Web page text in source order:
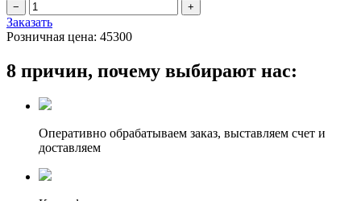
Заказать
Розничная цена: 45300
8 причин, почему выбирают нас:
Оперативно обрабатываем заказ, выставляем счет и
доставляем